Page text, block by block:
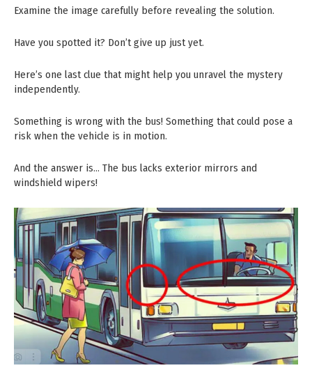
Examine the image carefully before revealing the solution.
Have you spotted it? Don’t give up just yet.
Here’s one last clue that might help you unravel the mystery
independently.
Something is wrong with the bus! Something that could pose a
risk when the vehicle is in motion.
And the answer is… The bus lacks exterior mirrors and
windshield wipers!